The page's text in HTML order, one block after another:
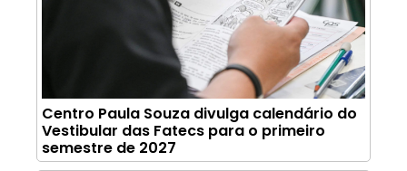
Centro Paula Souza divulga calendário do
Vestibular das Fatecs para o primeiro
semestre de 2027